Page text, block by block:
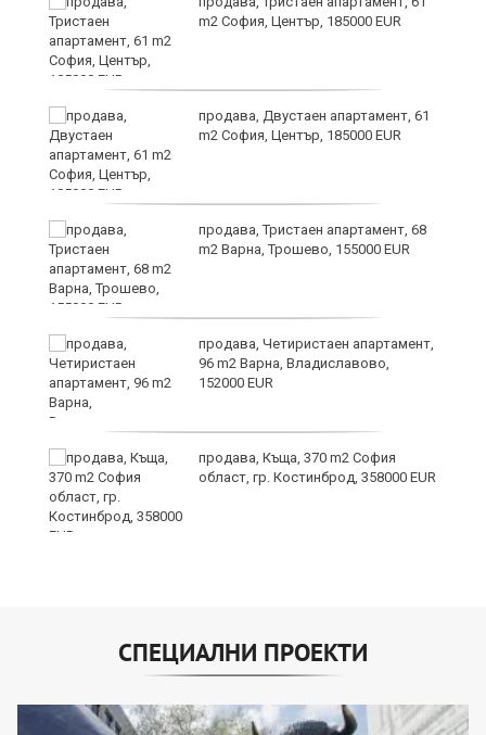
m2 София, Център, 185000 EUR
продава, Двустаен апартамент, 61
m2 София, Център, 185000 EUR
продава, Тристаен апартамент, 68
m2 Варна, Трошево, 155000 EUR
продава, Четиристаен апартамент,
96 m2 Варна, Владиславово,
152000 EUR
продава, Къща, 370 m2 София
област, гр. Костинброд, 358000 EUR
СПЕЦИАЛНИ ПРОЕКТИ